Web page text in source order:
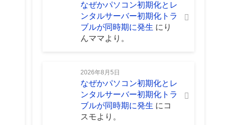
なぜかパソコン初期化とレ
ンタルサーバー初期化トラ
ブルが同時期に発生 に り
んママより。
2026年8月5日
なぜかパソコン初期化とレ
ンタルサーバー初期化トラ
ブルが同時期に発生 に コ
スモより。